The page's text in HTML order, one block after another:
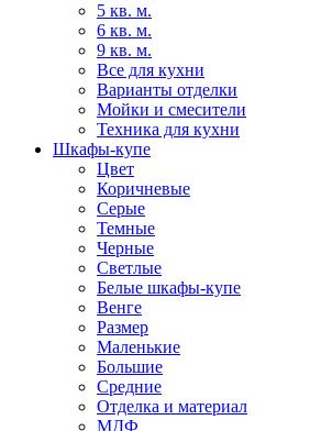
5 кв. м.
6 кв. м.
9 кв. м.
Все для кухни
Варианты отделки
Мойки и смесители
Техника для кухни
Шкафы-купе
Цвет
Коричневые
Серые
Темные
Черные
Светлые
Белые шкафы-купе
Венге
Размер
Маленькие
Большие
Средние
Отделка и материал
МДФ